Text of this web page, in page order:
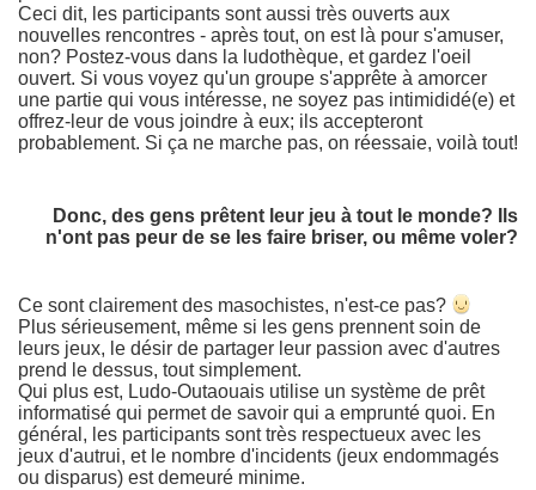
Ceci dit, les participants sont aussi très ouverts aux
nouvelles rencontres - après tout, on est là pour s'amuser,
non? Postez-vous dans la ludothèque, et gardez l'oeil
ouvert. Si vous voyez qu'un groupe s'apprête à amorcer
une partie qui vous intéresse, ne soyez pas intimididé(e) et
offrez-leur de vous joindre à eux; ils accepteront
probablement. Si ça ne marche pas, on réessaie, voilà tout!
Donc, des gens prêtent leur jeu à tout le monde? Ils
n'ont pas peur de se les faire briser, ou même voler?
Ce sont clairement des masochistes, n'est-ce pas?
Plus sérieusement, même si les gens prennent soin de
leurs jeux, le désir de partager leur passion avec d'autres
prend le dessus, tout simplement.
Qui plus est, Ludo-Outaouais utilise un système de prêt
informatisé qui permet de savoir qui a emprunté quoi. En
général, les participants sont très respectueux avec les
jeux d'autrui, et le nombre d'incidents (jeux endommagés
ou disparus) est demeuré minime.